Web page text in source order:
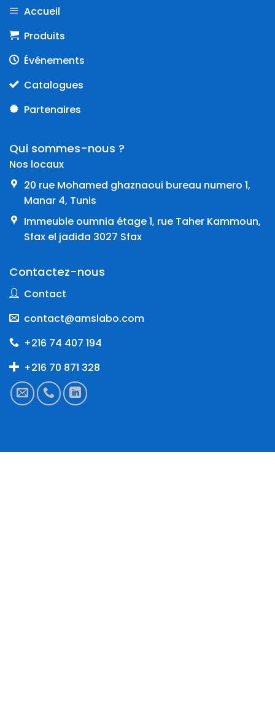
Accueil
Produits
Événements
Catalogues
Partenaires
Qui sommes-nous ?
Nos locaux
20 rue Mohamed ghaznaoui bureau numero 1,
Manar 4, Tunis
Immeuble oumnia étage 1, rue Taher Kammoun,
Sfax el jadida 3027 Sfax
Contactez-nous
Contact
contact@amslabo.com
+216 74 407 194
+216 70 871 328